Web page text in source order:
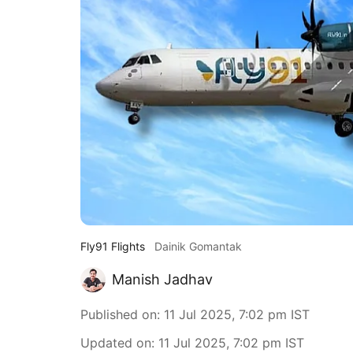
Fly91 Flights Dainik Gomantak
Manish Jadhav
Published on: 11 Jul 2025, 7:02 pm IST
Updated on: 11 Jul 2025, 7:02 pm IST